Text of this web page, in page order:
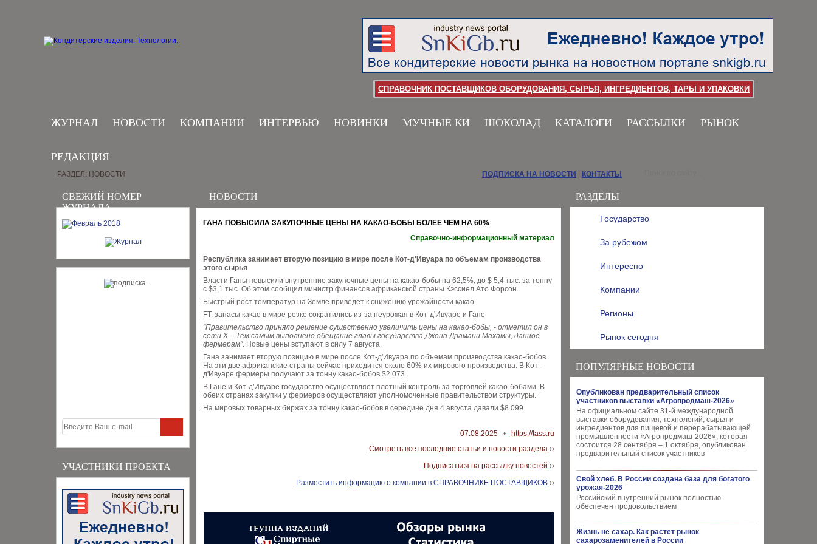
СПРАВОЧНИК ПОСТАВЩИКОВ ОБОРУДОВАНИЯ, СЫРЬЯ, ИНГРЕДИЕНТОВ, ТАРЫ И УПАКОВКИ
ЖУРНАЛ НОВОСТИ КОМПАНИИ ИНТЕРВЬЮ НОВИНКИ МУЧНЫЕ КИ ШОКОЛАД КАТАЛОГИ РАССЫЛКИ РЫНОК
РЕДАКЦИЯ
СВЕЖИЙ НОМЕР
ЖУРНАЛА
УЧАСТНИКИ ПРОЕКТА
РАЗДЕЛЫ
Государство
За рубежом
Интересно
Компании
Регионы
Рынок сегодня
ПОПУЛЯРНЫЕ НОВОСТИ
Опубликован предварительный список
участников выставки «Агропродмаш-2026»
На официальном сайте 31-й международной
выставки оборудования, технологий, сырья и
ингредиентов для пищевой и перерабатывающей
промышленности «Агропродмаш-2026», которая
состоится 28 сентября – 1 октября, опубликован
предварительный список участников
Свой хлеб. В России создана база для богатого
урожая-2026
Российский внутренний рынок полностью
обеспечен продовольствием
Жизнь не сахар. Как растет рынок
сахарозаменителей в России
РАЗДЕЛ: НОВОСТИ ПОДПИСКА НА НОВОСТИ КОНТАКТЫ
НОВОСТИ
ГАНА ПОВЫСИЛА ЗАКУПОЧНЫЕ ЦЕНЫ НА КАКАО-БОБЫ БОЛЕЕ ЧЕМ НА 60%
Справочно-информационный материал
Республика занимает вторую позицию в мире после Кот-д'Ивуара по объемам производства
этого сырья
Власти Ганы повысили внутренние закупочные цены на какао-бобы на 62,5%, до $ 5,4 тыс. за тонну
c $3,1 тыс. Об этом сообщил министр финансов африканской страны Кэссиел Ато Форсон.
Быстрый рост температур на Земле приведет к снижению урожайности какао
FT: запасы какао в мире резко сократились из-за неурожая в Кот-д'Ивуаре и Гане
"Правительство приняло решение существенно увеличить цены на какао-бобы, - отметил он в
сети Х. - Тем самым выполнено обещание главы государства Джона Драмани Махамы, данное
фермерам". Новые цены вступают в силу 7 августа.
Гана занимает вторую позицию в мире после Кот-д'Ивуара по объемам производства какао-бобов.
На эти две африканские страны сейчас приходится около 60% их мирового производства. В Кот-
д'Ивуаре фермеры получают за тонну какао-бобов $2 073.
В Гане и Кот-д'Ивуаре государство осуществляет плотный контроль за торговлей какао-бобами. В
обеих странах закупки у фермеров осуществляют уполномоченные правительством структуры.
На мировых товарных биржах за тонну какао-бобов в середине дня 4 августа давали $8 099.
07.08.2025 •
https://tass.ru
Смотреть все последние статьи и новости раздела ››
Подписаться на рассылку новостей ››
Разместить информацию о компании в СПРАВОЧНИКЕ ПОСТАВЩИКОВ ››